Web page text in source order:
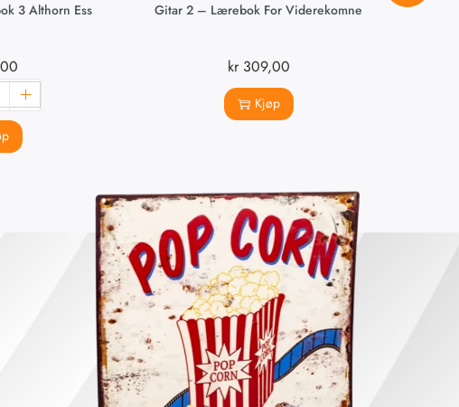
3 Althorn Ess Gitar 2 – Lærebok For Viderekomne
kr309,00
Kjøp